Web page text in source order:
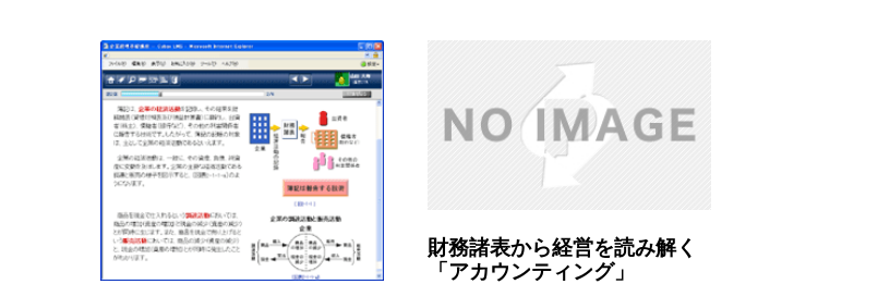
財務諸表から経営を読み解く
「アカウンティング」